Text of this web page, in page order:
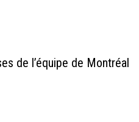
de l’équipe de Montréal